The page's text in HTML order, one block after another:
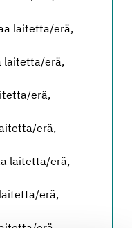
laitetta/erä,
laitetta/erä,
erä,
erä,
laitetta/erä,
erä,